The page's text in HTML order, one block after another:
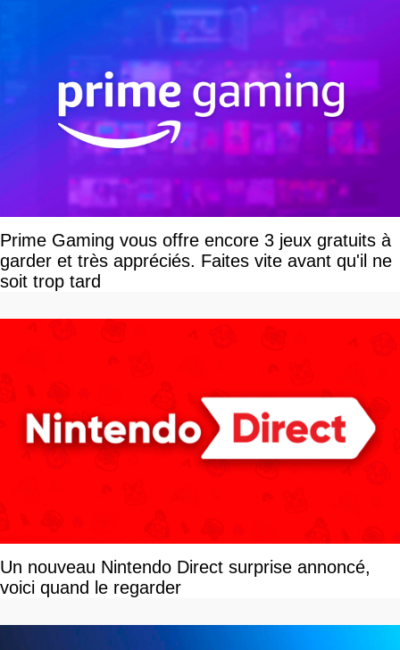
Prime Gaming vous offre encore 3 jeux gratuits à
garder et très appréciés. Faites vite avant qu'il ne
soit trop tard
Un nouveau Nintendo Direct surprise annoncé,
voici quand le regarder